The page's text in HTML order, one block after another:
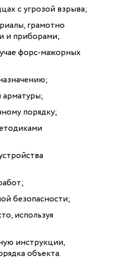
с угрозой взрыва;
грамотно
и приборами;
форс-мажорных
арматуры;
порядку;
безопасности;
используя
инструкции,
объекта.